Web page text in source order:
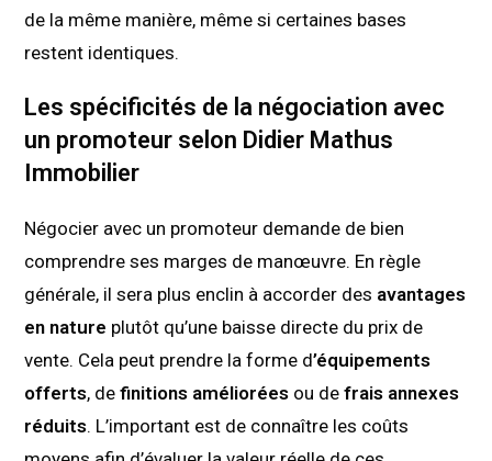
de la même manière, même si certaines bases
restent identiques.
Les spécificités de la négociation avec
un promoteur selon Didier Mathus
Immobilier
Négocier avec un promoteur demande de bien
comprendre ses marges de manœuvre. En règle
générale, il sera plus enclin à accorder des avantages
en nature plutôt qu’une baisse directe du prix de
vente. Cela peut prendre la forme d’équipements
offerts, definitions améliorées ou defrais annexes
réduits. L’important est de connaître les coûts